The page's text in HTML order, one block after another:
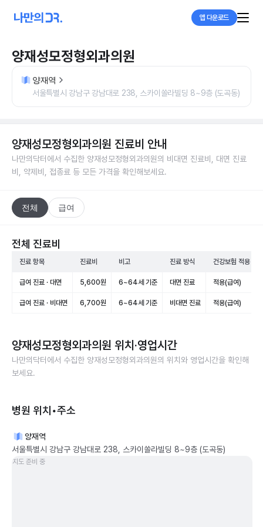
앱 다운로드
양재성모정형외과의원
양재역
서울특별시 강남구 강남대로 238, 스카이쏠라빌딩 8~9층 (도곡동)
양재성모정형외과의원 진료비 안내
나만의닥터에서 수집한 양재성모정형외과의원의 비대면 진료비, 대면 진료
비, 약제비, 접종료 등 모든 가격을 확인해보세요.
전체 급여
전체 진료비
진료 항목 진료비 비고 진료 방식 건강보험 적용
급여 진료 · 대면 5,600원 6~64세 기준 대면 진료 적용(급여)
급여 진료 · 비대면 6,700원 6~64세 기준 비대면 진료 적용(급여)
양재성모정형외과의원 위치·영업시간
나만의닥터에서 수집한 양재성모정형외과의원의 위치와 영업시간을 확인해
보세요.
병원 위치•주소
양재역
서울특별시 강남구 강남대로 238, 스카이쏠라빌딩 8~9층 (도곡동)
지도 준비 중